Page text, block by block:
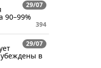
29/07
90–99%
394
29/07
в